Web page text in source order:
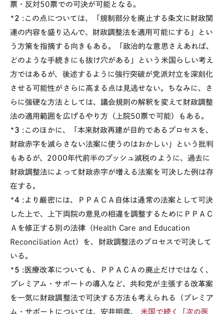
票・反対50票での可決が可能となる。
*2 :この点については、「規制部分を廃止する条文に財政関
連の内容を盛り込んで、財政調整法を適用可能にする」とい
う方策を指摘する向きもある。「政治的な意思さえあれば、
どのような手続きにも抜け穴がある」という米国らしい考え
方ではあるが、後述するように強行突破が党派対立を深刻化
させる可能性がさらに高まる点は見逃せない。ちなみに、さ
らに強硬な方法としては、議会規則の解釈を変えて財政調整
法の適用範囲を広げるやり方（上院50票で可能）もある。
*3 :このほかに、「本来財政再建が目的であるプロセスを、
財政赤字を減らさない法案に使うのはおかしい」という批判
もあるが、2000年代前半のブッシュ減税のように、過去に
財政調整法によって財政赤字が増える法案を可決した例は存
在する。
*4 :より厳密には、ＰＰＡＣＡ自体は通常の法案として可決
した上で、上下両院の意見の相違を調整するためにＰＰＡＣ
Ａを修正する別の法律（Health Care and Education
Reconciliation Act）を、財政調整法のプロセスで可決して
いる。
*5 :医療改革についても、ＰＰＡＣＡの廃止だけではなく、
プレミアム・サポートの導入など、共和党が主張する改革案
を一気に財政調整法で可決する方法も考えられる（プレミア
ム・サポートについては、安井明彦、米国で続く「次の医